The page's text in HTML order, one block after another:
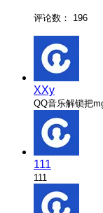
评论数： 196
XXy
QQ音乐解锁把
111
111